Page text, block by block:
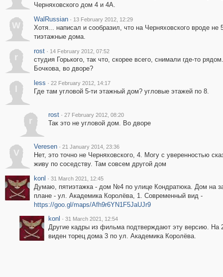
Черняховского дом 4 и 4А.
W
WalRussian · 13 February 2012, 12:29
Хотя... написал и сообразил, что на Черняховского вроде не
тиэтажные дома.
r
rost · 14 February 2012, 07:52
cтудия Горького, так что, скорее всего, снимали где-то
Бочкова, во дворе?
less · 22 February 2012, 14:17
Где там угловой 5-ти этажный дом? угловые этажей по 8.
r
rost · 27 February 2012, 08:20
Так это не угловой дом. Во дворе
V
Veresen · 21 January 2014, 23:36
Нет, это точно не Черняховского, 4. Могу с уверенностью
живу по соседству. Там совсем другой дом
konl · 31 March 2021, 12:45
Думаю, пятиэтажка - дом №4 по улице Кондратюка. Дом на
плане - ул. Академика Королёва, 1. Современный вид -
https://goo.gl/maps/Afh9r6YN1F5JaUJr9
konl · 31 March 2021, 12:54
Другие кадры из фильма подтверждают эту версию. На
виден торец дома 3 по ул. Академика Королёва.